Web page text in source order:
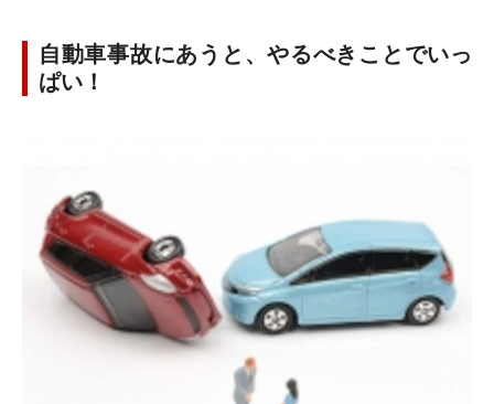
自動車事故にあうと、やるべきことでいっ
ぱい！